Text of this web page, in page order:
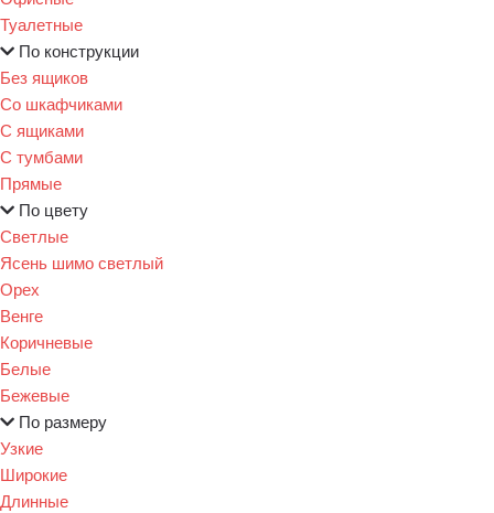
Туалетные
По конструкции
Без ящиков
Со шкафчиками
С ящиками
С тумбами
Прямые
По цвету
Светлые
Ясень шимо светлый
Орех
Венге
Коричневые
Белые
Бежевые
По размеру
Узкие
Широкие
Длинные